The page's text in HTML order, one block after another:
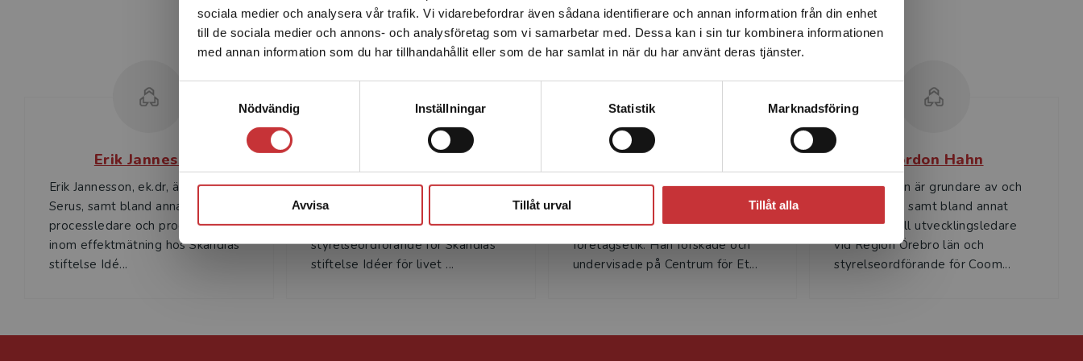
sociala medier och analysera vår trafik. Vi vidarebefordrar även sådana identifierare och annan information från din enhet
till de sociala medier och annons- och analysföretag som vi samarbetar med. Dessa kan i sin tur kombinera informationen
med annan information som du har tillhandahållit eller som de har samlat in när du har använt deras tjänster.
Nödvändig
Inställningar Statistik Marknadsföring
Avvisa Tillåt urval Tillåt alla
enhet utanför Sverige. Vi erbjuder inte leveranser utanför
Sverige. För att kunna slutföra ett köp måste
leveransadressen vara i Sverige.Läs mer
Författare
Erik Jannesson
Erik Jannesson, ek.dr, är partner på
Serus, samt bland annat utbildare,
process­ledare och processtöd
inom effektmätning hos Skandias
stiftelse Idé...
Stina Liljekvist
Stina Liljekvist är Chef Strategisk
Kommunikation & Marknad på
Skandia, samt bland annat
styrelseordförande för Skandias
stiftelse Idéer för livet ...
Tommy Borglund
Tommy Borglund är ekonomie
doktor från Handelshögskolan i
Stockholm med inriktning mot
företagsetik. Han forskade och
undervisade på Centrum för Et...
Gordon Hahn
Gordon Hahn är grundare av och
vd på Serus, samt bland annat
internationell utvecklingsledare
vid Region Örebro län och
styrelseordförande för Coom...